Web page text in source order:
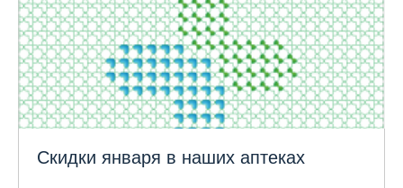
Скидки января в наших аптеках